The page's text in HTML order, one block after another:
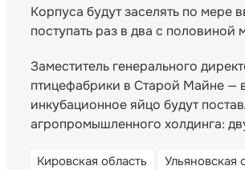
Корпуса будут заселять по мере
поступать раз в два с половиной
Заместитель генерального
птицефабрики в Старой Майне —
инкубационное яйцо будут
агропромышленного холдинга:
Кировская область Ульяновская